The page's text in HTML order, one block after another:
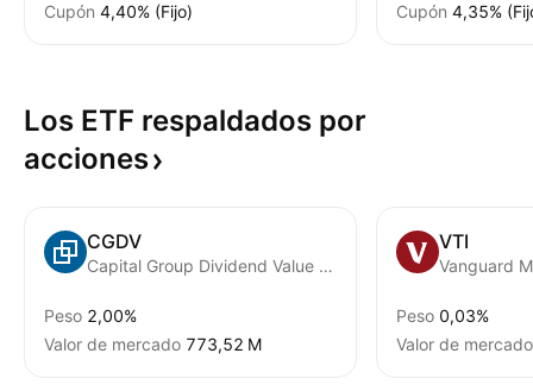
Cupón 4,40% (Fijo)
Cupón 4,35%
Los ETF respaldados por
acciones
CGDV
Capital Group Dividend Value ETF
Peso 2,00%
Valor de mercado ‪773,52 M‬
VTI
Peso 0,03%
Valor de mercado